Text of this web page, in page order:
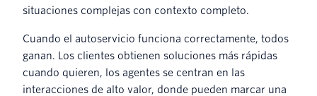
situaciones complejas con contexto completo.
Cuando el autoservicio funciona correctamente, todos
ganan. Los clientes obtienen soluciones más rápidas
cuando quieren, los agentes se centran en las
interacciones de alto valor, donde pueden marcar una